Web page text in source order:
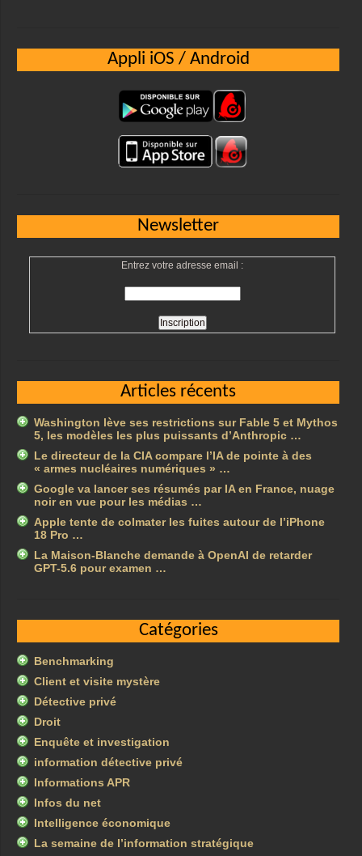
Appli iOS / Android
Newsletter
Entrez votre adresse email :
Articles récents
Washington lève ses restrictions sur Fable 5 et Mythos
5, les modèles les plus puissants d’Anthropic …
Le directeur de la CIA compare l’IA de pointe à des
« armes nucléaires numériques » …
Google va lancer ses résumés par IA en France, nuage
noir en vue pour les médias …
Apple tente de colmater les fuites autour de l’iPhone
18 Pro …
La Maison-Blanche demande à OpenAI de retarder
GPT-5.6 pour examen …
Catégories
Benchmarking
Client et visite mystère
Détective privé
Droit
Enquête et investigation
information détective privé
Informations APR
Infos du net
Intelligence économique
La semaine de l’information stratégique